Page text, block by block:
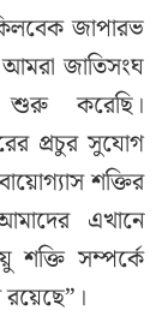
জাপারভ
আমরা জাতিসংঘ
শুরু করেছি।
প্রচুর সুযোগ
শক্তির
এখানে
শক্তি সম্পর্কে